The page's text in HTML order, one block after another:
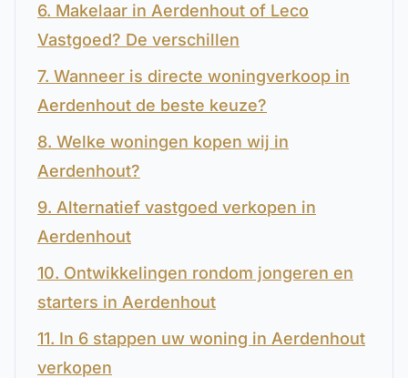
6. Makelaar in Aerdenhout of Leco
Vastgoed? De verschillen
7. Wanneer is directe woningverkoop in
Aerdenhout de beste keuze?
8. Welke woningen kopen wij in
Aerdenhout?
9. Alternatief vastgoed verkopen in
Aerdenhout
10. Ontwikkelingen rondom jongeren en
starters in Aerdenhout
11. In 6 stappen uw woning in Aerdenhout
verkopen